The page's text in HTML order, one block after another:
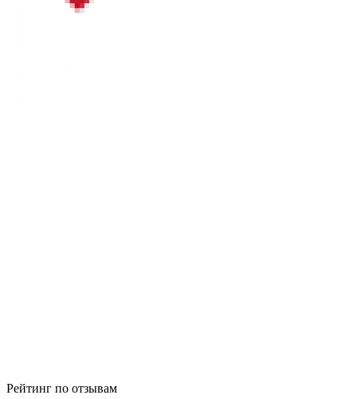
Рейтинг по отзывам